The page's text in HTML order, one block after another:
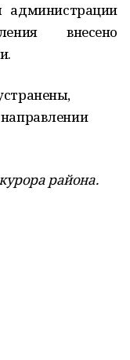
администрации
внесено
района.